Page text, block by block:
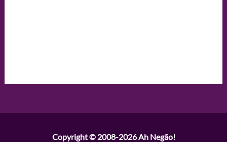
Copyright © 2008-2026Ah Negão!